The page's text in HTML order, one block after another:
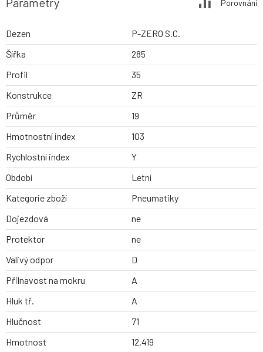
Porovnání
Dezen
P-ZERO S.C.
Šířka
285
Profil
35
Konstrukce
ZR
Průměr
19
Hmotnostní index
103
Rychlostní index
Y
Období
Letní
Kategorie zboží
Pneumatiky
Dojezdová
ne
Protektor
ne
Valivý odpor
D
Přilnavost na mokru
A
Hluk tř.
A
Hlučnost
71
Hmotnost
12.419